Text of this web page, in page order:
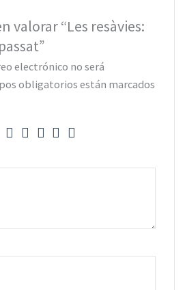
valorar “Les resàvies:
electrónico no será
obligatorios están marcados